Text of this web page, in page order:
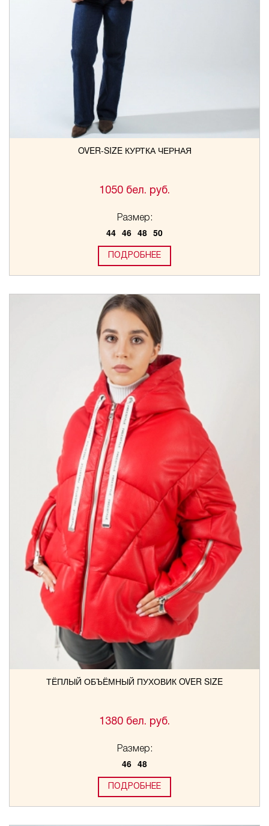
OVER-SIZE КУРТКА ЧЕРНАЯ
1050 бел. руб.
Размер:
44 46 48 50
ПОДРОБНЕЕ
ТЁПЛЫЙ ОБЪЁМНЫЙ ПУХОВИК OVER SIZE
1380 бел. руб.
Размер:
46 48
ПОДРОБНЕЕ